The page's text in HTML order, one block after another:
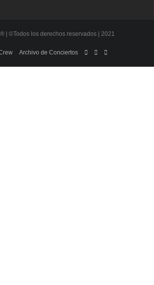
| ©Todos los derechos reservados | 2021
Archivo de Conciertos